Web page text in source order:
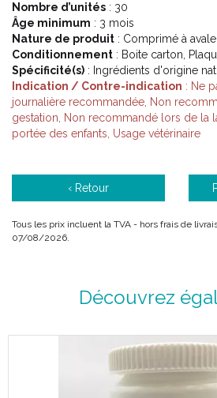
Purges.
Traitement de l' habitat.
Compléments alimentaires.
Antistress et mal des transports.
Cosmétiques et soins.
Code ACL : 8093567
Code EAN : 3760054070530
Nombre d’unités : 30
Âge minimum : 3 mois
Nature de produit : Comprimé à
Conditionnement : Boite carton,
Spécificité(s) : Ingrédients d'origine
Indication / Contre-indication : Ne
journalière recommandée, Non
gestation, Non recommandé lors de la
portée des enfants, Usage vétérinaire
‹ Retour
Tous les prix incluent la TVA - hors frais de
07/08/2026.
Découvrez